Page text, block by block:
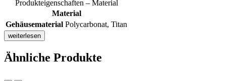
Produkteigenschaften – Material
Material
Gehäusematerial Polycarbonat, Titan
weiterlesen
Ähnliche Produkte